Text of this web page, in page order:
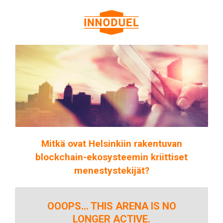
Mitkä ovat Helsinkiin rakentuvan
blockchain-ekosysteemin kriittiset
menestystekijät?
OOOPS... THIS ARENA IS NO
LONGER ACTIVE.